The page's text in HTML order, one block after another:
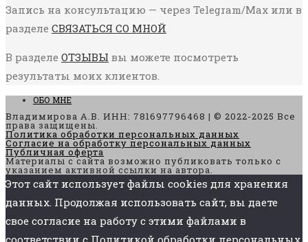
Запись на консультацию — через Telegram/Max или в
разделе СВЯЗАТЬСЯ СО МНОЙ
В разделе ОТЗЫВЫ вы можете посмотреть
результаты моих клиентов.
ОБО МНЕ
Владимирова А.В. ИНН: 781697796468 | © 2022-2025 Все
права защищены.
Политика обработки персональных данных
Согласие на обработку персональных данных
Публичная оферта
Материалы с сайта возможно публиковать только с
указанием активной ссылки на автора.
Этот сайт использует файлы cookies для хранения
данных. Продолжая использовать сайт, вы даете
свое согласие на работу с этими файлами в
соответствии с Политикой обработки персональных